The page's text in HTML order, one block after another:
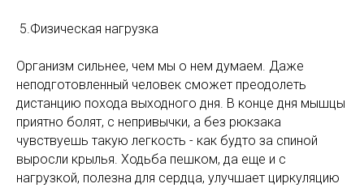
5.Физическая нагрузка
Организм сильнее, чем мы о нем думаем. Даже
неподготовленный человек сможет преодолеть
дистанцию похода выходного дня. В конце дня мышцы
приятно болят, с непривычки, а без рюкзака
чувствуешь такую легкость - как будто за спиной
выросли крылья. Ходьба пешком, да еще и с
нагрузкой, полезна для сердца, улучшает циркуляцию